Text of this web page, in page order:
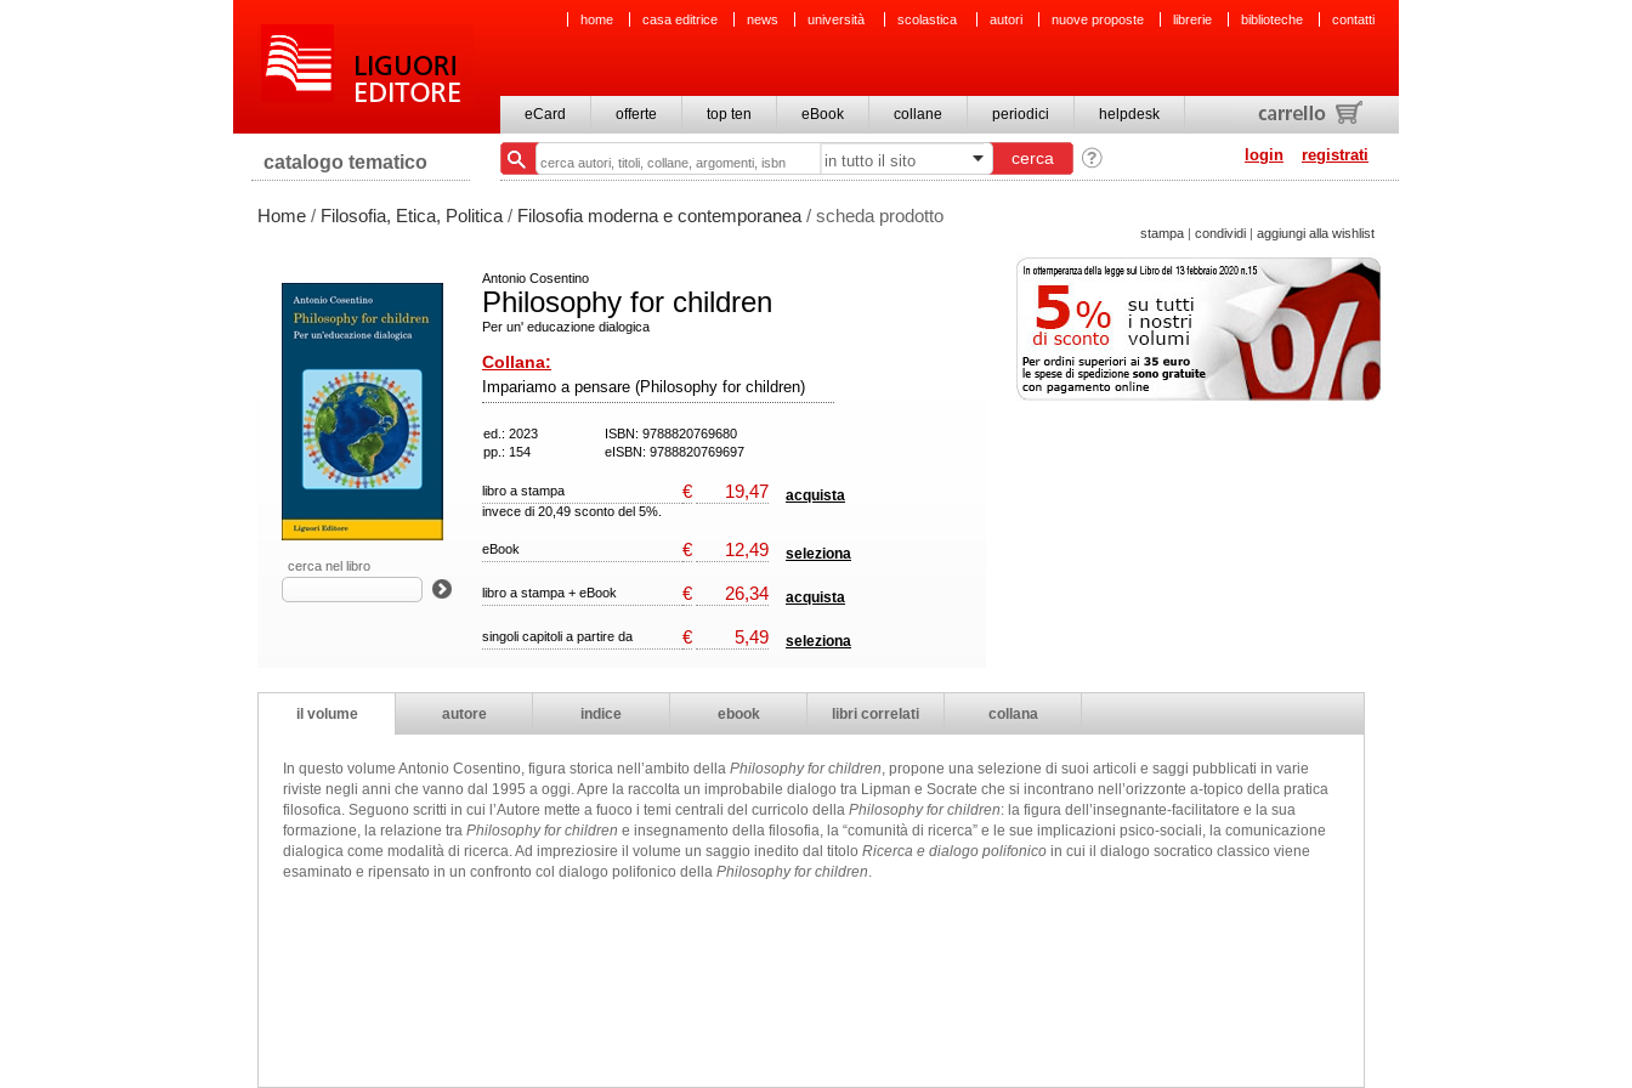
home casa editrice news università scolastica autori nuove proposte librerie biblioteche contatti
eCard offerte top ten eBook collane periodici helpdesk
login registrati
catalogo tematico
Home / Filosofia, Etica, Politica / Filosofia moderna e contemporanea / scheda prodotto
stampa | condividi | aggiungi alla wishlist
cerca nel libro
Antonio Cosentino
Philosophy for children
Per un' educazione dialogica
Collana:
Impariamo a pensare (Philosophy for children)
ed.: 2023
ISBN: 9788820769680
pp.: 154
eISBN: 9788820769697
libro a stampa € 19,47 acquista
invece di 20,49 sconto del 5%.
eBook € 12,49 seleziona
libro a stampa + eBook € 26,34 acquista
singoli capitoli a partire da € 5,49 seleziona
il volume autore indice ebook libri correlati collana
In questo volume Antonio Cosentino, figura storica nell’ambito della Philosophy for children, propone una selezione di suoi articoli e saggi pubblicati in varie
riviste negli anni che vanno dal 1995 a oggi. Apre la raccolta un improbabile dialogo tra Lipman e Socrate che si incontrano nell’orizzonte a-topico della pratica
filosofica. Seguono scritti in cui l’Autore mette a fuoco i temi centrali del curricolo della ­ Philosophy for children: la figura dell’insegnante-facilitatore e la sua
formazione, la relazione tra Philosophy for ­children e insegnamento della filosofia, la “comunità di ricerca” e le sue implicazioni psico-sociali, la comunicazione
dialogica come modalità di ricerca. Ad impreziosire il volume un saggio inedito dal titolo Ricerca e dialogo polifonico in cui il dialogo socratico classico viene
esaminato e ripensato in un confronto col dialogo polifonico della Philosophy for children.